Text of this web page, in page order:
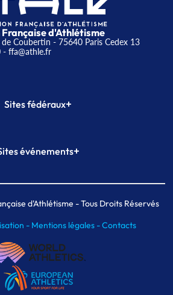
d'Athlétisme
Coubertin - 75640 Paris Cedex 13
- ffa@athle.fr
Sites fédéraux+
Formation
événements+
de Paris indoor
Ekiden de Paris
d'Athlétisme - Tous Droits Réservés
- Mentions légales -Contacts